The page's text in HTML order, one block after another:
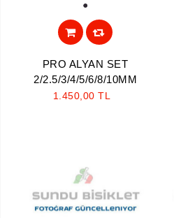
PRO ALYAN SET
2/2.5/3/4/5/6/8/10MM
1.450,00 TL